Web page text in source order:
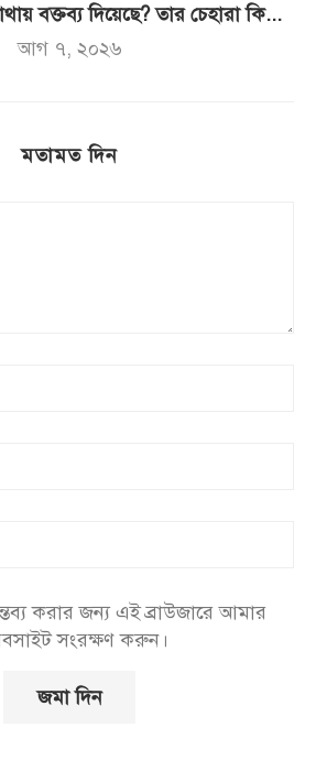
বক্তব্য দিয়েছে? তার চেহারা কি...
আগ ৭, ২০২৬
মতামত দিন
করার জন্য এই ব্রাউজারে আমার
সংরক্ষণ করুন।